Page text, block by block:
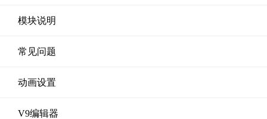
模块说明
常见问题
动画设置
V9编辑器